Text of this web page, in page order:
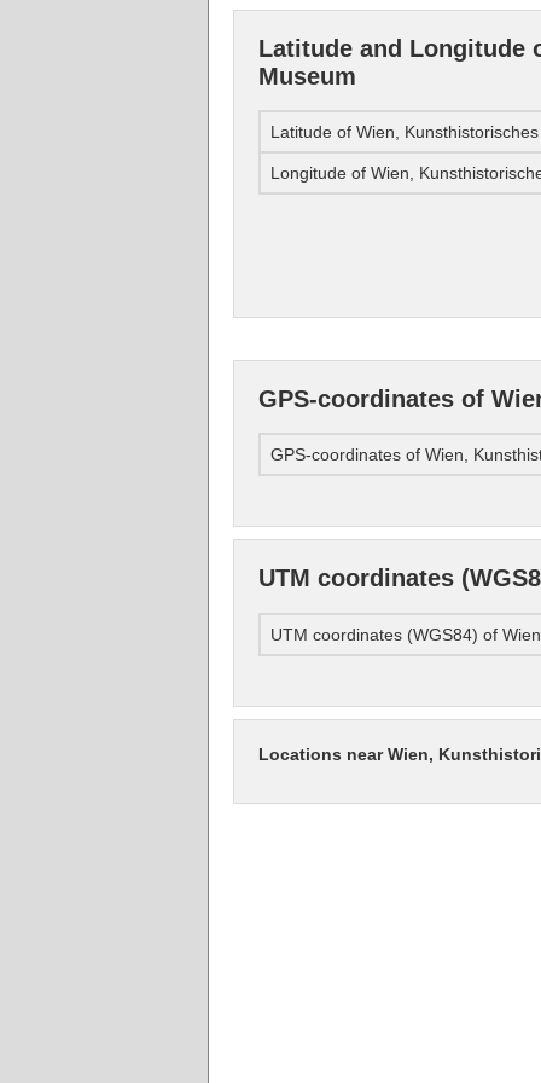
Latitude and Longitude
Museum
Latitude of Wien,
Longitude of Wien,
GPS-coordinates of
GPS-coordinates of Wien,
UTM coordinates
UTM coordinates (WGS84) of
Locations near Wien,